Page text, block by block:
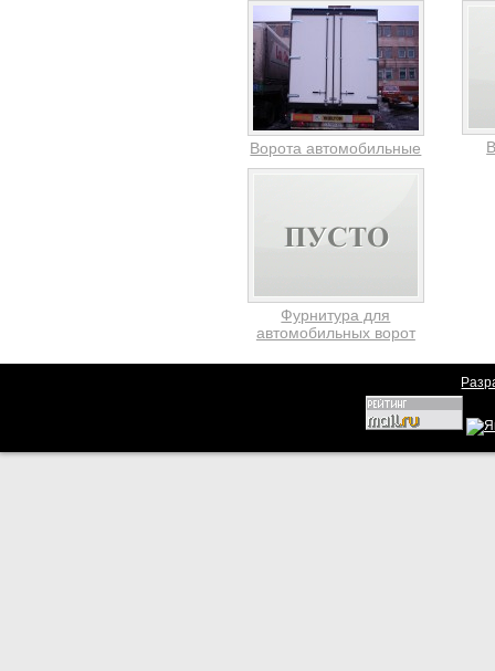
Ворота автомобильные
Фурнитура для
автомобильных ворот